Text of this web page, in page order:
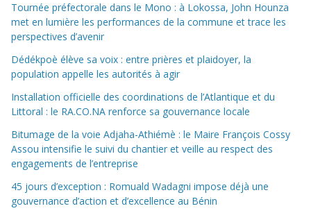
Tournée préfectorale dans le Mono : à Lokossa, John Hounza
met en lumière les performances de la commune et trace les
perspectives d’avenir
Dédékpoè élève sa voix : entre prières et plaidoyer, la
population appelle les autorités à agir
Installation officielle des coordinations de l’Atlantique et du
Littoral : le RA.CO.NA renforce sa gouvernance locale
Bitumage de la voie Adjaha-Athiémè : le Maire François Cossy
Assou intensifie le suivi du chantier et veille au respect des
engagements de l’entreprise
45 jours d’exception : Romuald Wadagni impose déjà une
gouvernance d’action et d’excellence au Bénin